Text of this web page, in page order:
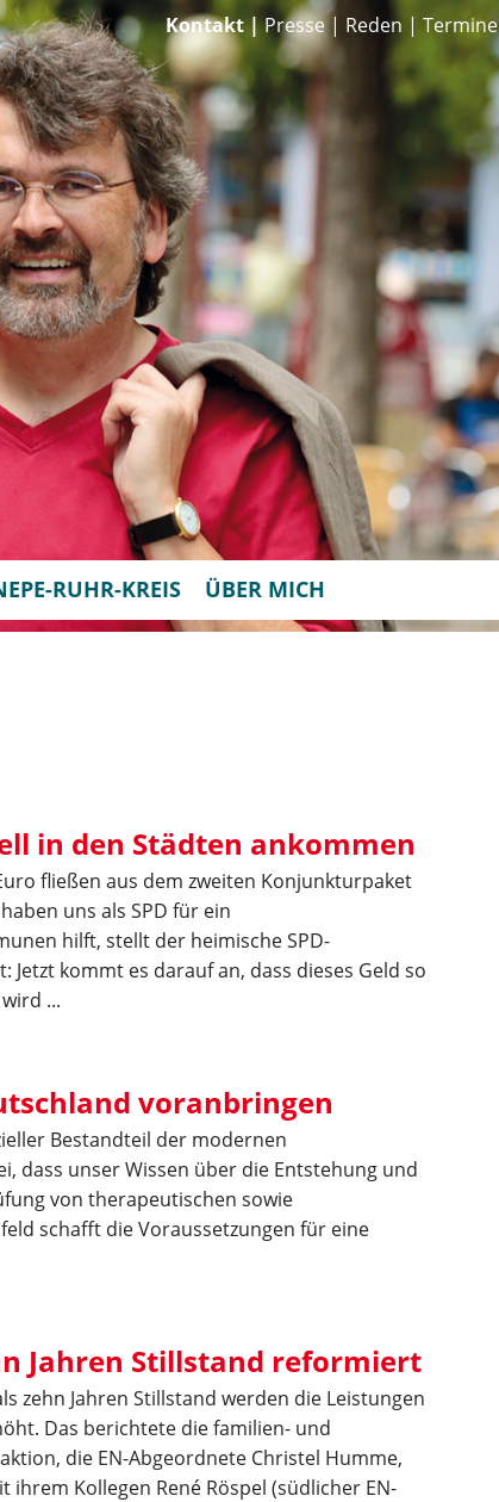
RUHR-KREIS ÜBER MICH
Kontakt Presse Reden Termine
in den Städten ankommen
fließen aus dem zweiten Konjunkturpaket
uns als SPD für ein
hilft, stellt der heimische SPD-
kommt es darauf an, dass dieses Geld so
...
voranbringen
Bestandteil der modernen
dass unser Wissen über die Entstehung und
von therapeutischen sowie
schafft die Voraussetzungen für eine
Jahren Stillstand reformiert
zehn Jahren Stillstand werden die Leistungen
Das berichtete die familien- und
die EN-Abgeordnete Christel Humme,
ihrem Kollegen René Röspel (südlicher EN-